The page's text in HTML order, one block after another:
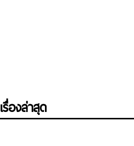
เรื่องล่าสุด